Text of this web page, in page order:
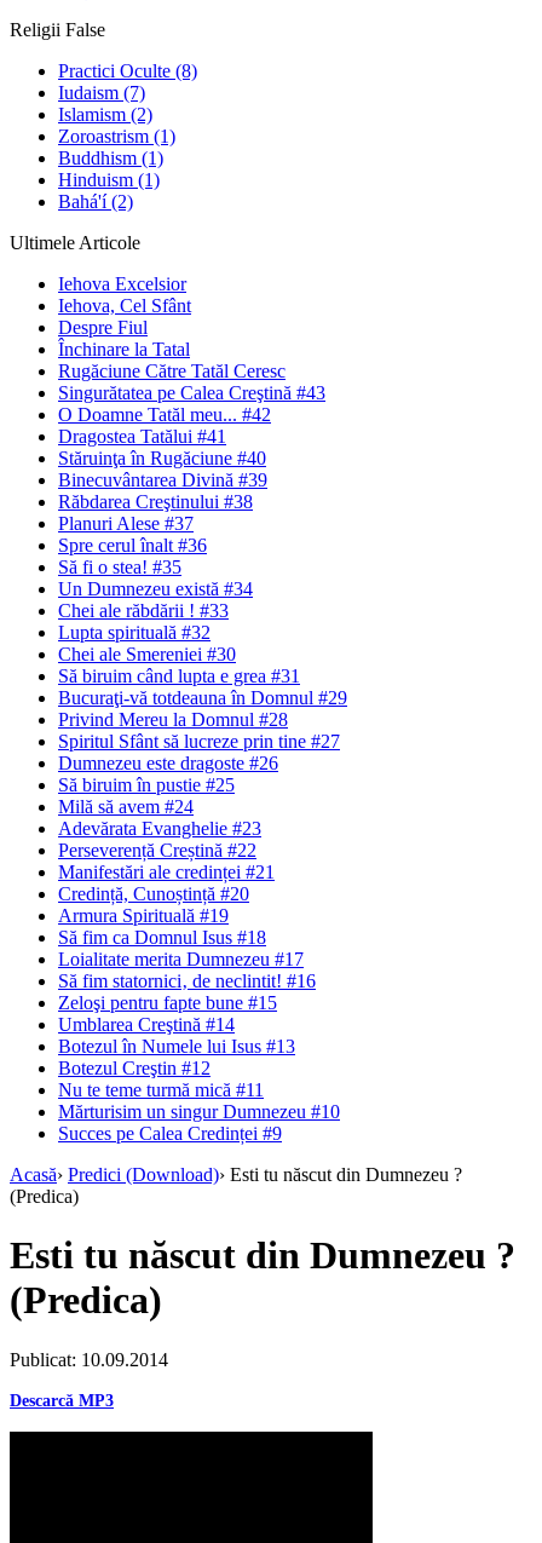
Religii False
Practici Oculte (8)
Iudaism (7)
Islamism (2)
Zoroastrism (1)
Buddhism (1)
Hinduism (1)
Bahá'í(2)
Ultimele Articole
Iehova Excelsior
Iehova, Cel Sfânt
Despre Fiul
Închinare la Tatal
Rugăciune Către Tatăl Ceresc
Singurătatea pe Calea Creştină #43
O Doamne Tatăl meu... #42
Dragostea Tatălui #41
Stăruinţa în Rugăciune #40
Binecuvântarea Divină #39
Răbdarea Creştinului #38
Planuri Alese #37
Spre cerul înalt #36
Să fi o stea! #35
Un Dumnezeu există #34
Chei ale răbdării ! #33
Lupta spirituală #32
Chei ale Smereniei #30
Să biruim când lupta e grea #31
Bucuraţi-vă totdeauna în Domnul #29
Privind Mereu la Domnul #28
Spiritul Sfânt să lucreze prin tine #27
Dumnezeu este dragoste #26
Să biruim în pustie #25
Milă să avem #24
Adevărata Evanghelie #23
Perseverență Creștină #22
Manifestări ale credinței #21
Credință, Cunoștință #20
Armura Spirituală #19
Să fim ca Domnul Isus #18
Loialitate merita Dumnezeu #17
Să fim statornici‚ de neclintit! #16
Zeloşi pentru fapte bune #15
Umblarea Creştină #14
Botezul în Numele lui Isus #13
Botezul Creştin #12
Nu te teme turmă mică #11
Mărturisim un singur Dumnezeu #10
Succes pe Calea Credinței #9
Acasă› Predici (Download)› Esti tu născut din Dumnezeu ?
(Predica)
Esti tu născut din Dumnezeu ?
(Predica)
Publicat: 10.09.2014
Descarcă MP3